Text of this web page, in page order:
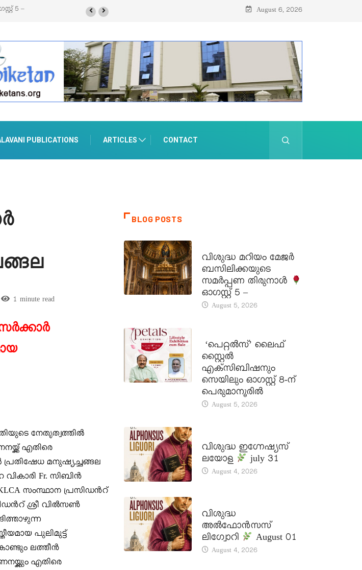
5 – August 6, 2026
PUBLICATIONS ARTICLES CONTACT
1 minute read
നേതൃത്വത്തിൽ
എതിരെ
മനുഷ്യച്ചങ്ങല
Fr. സിബിൻ
സംസ്ഥാന പ്രസിഡൻറ്
ശ്രീ വിൽസൺ
പുലിമുട്ട്
ലത്തീൻ
എതിരെ
BLOG POSTS
വിശുദ്ധ മറിയം മേജർ
ബസിലിക്കയുടെ
സമർപ്പണ തിരുനാൾ
ഓഗസ്റ്റ് 5 –
August 5, 2026
‘പെറ്റൽസ്’ ലൈഫ്
സ്റ്റൈൽ
എക്സിബിഷനും
സെയിലും ഓഗസ്റ്റ് 8-ന്
പെരുമാനൂരിൽ
August 5, 2026
വിശുദ്ധ ഇഗ്നേഷ്യസ്
ലയോള
july 31
August 4, 2026
വിശുദ്ധ
അൽഫോൻസസ്
ലിഗ്വോറി
August 01
August 4, 2026